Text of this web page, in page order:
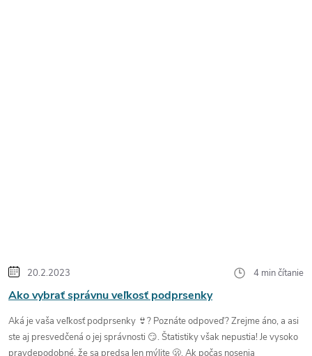
20.2.2023 4 min čítanie
Ako vybrať správnu veľkosť podprsenky
Aká je vaša veľkosť podprsenky 👙? Poznáte odpoveď? Zrejme áno, a asi
ste aj presvedčená o jej správnosti 😏. Štatistiky však nepustia! Je vysoko
pravdepodobné, že sa predsa len mýlite 🫢. Ak počas nosenia